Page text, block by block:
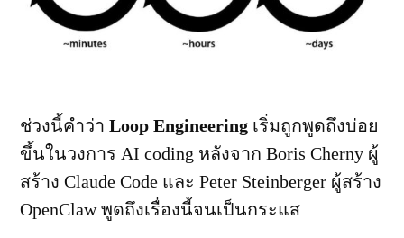
ช่วงนี้คำว่า Loop Engineering เริ่มถูกพูดถึงบ่อย
ขึ้นในวงการ AI coding หลังจาก Boris Cherny ผู้
สร้าง Claude Code และ Peter Steinberger ผู้สร้าง
OpenClaw พูดถึงเรื่องนี้จนเป็นกระแส